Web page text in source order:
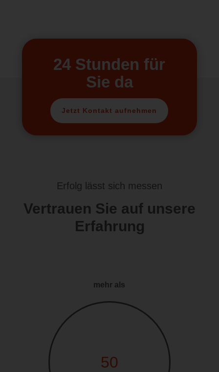
24 Stunden für
Sie da
Jetzt Kontakt aufnehmen
Erfolg lässt sich messen
Vertrauen Sie auf unsere
Erfahrung
mehr als
50